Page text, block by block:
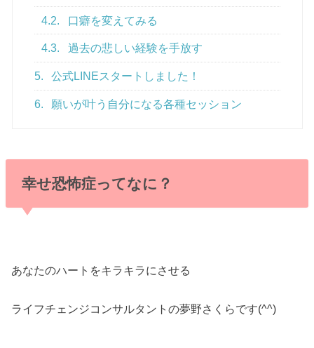
4.2. 口癖を変えてみる
4.3. 過去の悲しい経験を手放す
5. 公式LINEスタートしました！
6. 願いが叶う自分になる各種セッション
幸せ恐怖症ってなに？
あなたのハートをキラキラにさせる
ライフチェンジコンサルタントの夢野さくらです(^^)